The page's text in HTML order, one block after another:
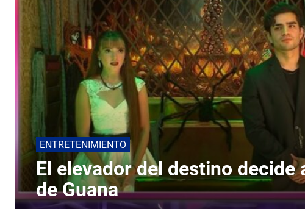
ENTRETENIMIENTO
El elevador del destino decide
de Guana